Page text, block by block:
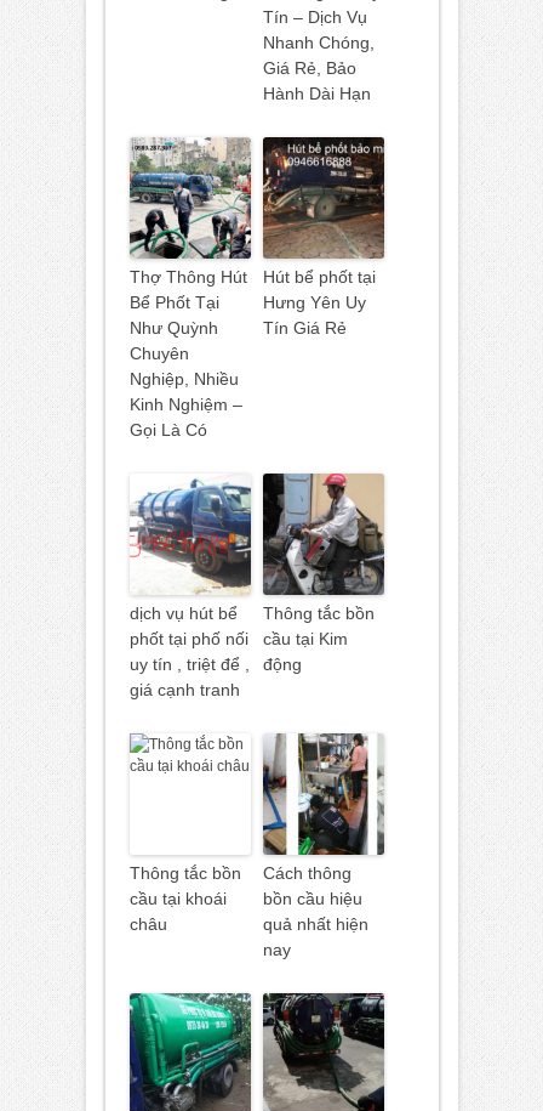
Tín – Dịch Vụ
Nhanh Chóng,
Giá Rẻ, Bảo
Hành Dài Hạn
Thợ Thông Hút
Bể Phốt Tại
Như Quỳnh
Chuyên
Nghiệp, Nhiều
Kinh Nghiệm –
Gọi Là Có
Hút bể phốt tại
Hưng Yên Uy
Tín Giá Rẻ
dịch vụ hút bể
phốt tại phố nối
uy tín , triệt để ,
giá cạnh tranh
Thông tắc bồn
cầu tại Kim
động
Thông tắc bồn
cầu tại khoái
châu
Cách thông
bồn cầu hiệu
quả nhất hiện
nay